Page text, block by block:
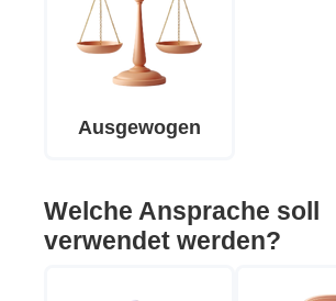
Ausgewogen
Welche Ansprache soll
verwendet werden?